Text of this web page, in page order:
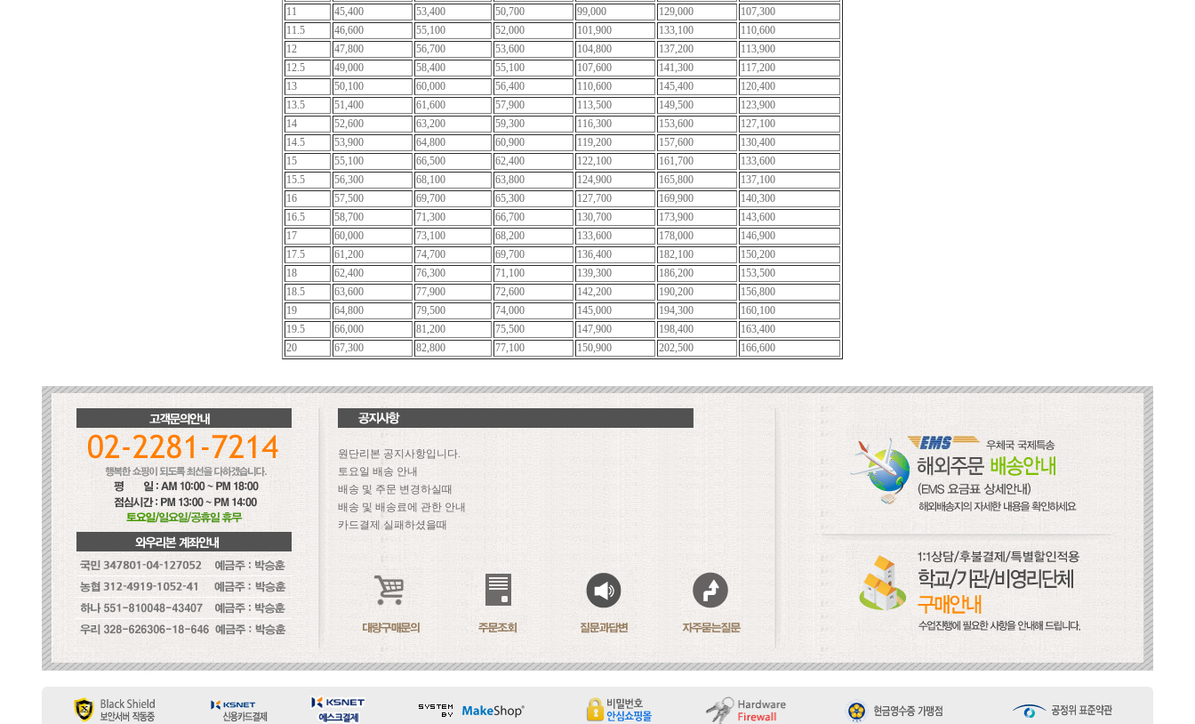
11
45,400 53,400 50,700 99,000 129,000
107,300
11.5
46,600 55,100 52,000 101,900 133,100
110,600
12
47,800 56,700 53,600 104,800 137,200
113,900
12.5
49,000 58,400 55,100 107,600 141,300
117,200
13
50,100 60,000 56,400 110,600 145,400
120,400
13.5
51,400 61,600 57,900 113,500 149,500
123,900
14
52,600 63,200 59,300 116,300 153,600
127,100
14.5
53,900 64,800 60,900 119,200 157,600
130,400
15
55,100 66,500 62,400 122,100 161,700
133,600
15.5
56,300 68,100 63,800 124,900 165,800
137,100
16
57,500 69,700 65,300 127,700 169,900
140,300
16.5
58,700 71,300 66,700 130,700 173,900
143,600
17
60,000 73,100 68,200 133,600 178,000
146,900
17.5
61,200 74,700 69,700 136,400 182,100
150,200
18
62,400 76,300 71,100 139,300 186,200
153,500
18.5
63,600 77,900 72,600 142,200 190,200
156,800
19
64,800 79,500 74,000 145,000 194,300
160,100
19.5
66,000 81,200 75,500 147,900 198,400
163,400
20
67,300 82,800 77,100 150,900 202,500 166,600
원단리본 공지사항입니다.
토요일 배송 안내
배송 및 주문 변경하실때
배송 및 배송료에 관한 안내
카드결제 실패하셨을때